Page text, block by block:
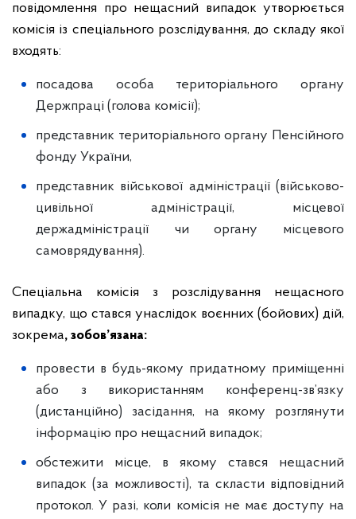
повідомлення про нещасний випадок утворюється
комісія із спеціального розслідування, до складу якої
входять:
посадова особа територіального органу
Держпраці (голова комісії);
представник територіального органу Пенсійного
фонду України,
представник військової адміністрації (військово-
цивільної адміністрації, місцевої
держадміністрації чи органу місцевого
самоврядування).
Спеціальна комісія з розслідування нещасного
випадку, що стався унаслідок воєнних (бойових) дій,
зокрема, зобов’язана:
провести в будь-якому придатному приміщенні
або з використанням конференц-зв’язку
(дистанційно) засідання, на якому розглянути
інформацію про нещасний випадок;
обстежити місце, в якому стався нещасний
випадок (за можливості), та скласти відповідний
протокол. У разі, коли комісія не має доступу на